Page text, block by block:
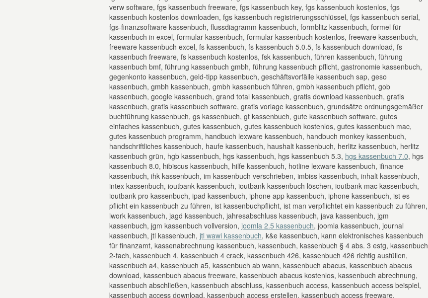
verw software, fgs kassenbuch freeware, fgs kassenbuch key, fgs kassenbuch kostenlos, fgs
kassenbuch kostenlos downloaden, fgs kassenbuch registrierungsschlüssel, fgs kassenbuch serial,
fgs-finanzsoftware kassenbuch, flussdiagramm kassenbuch, formblitz kassenbuch, formel für
kassenbuch in excel, formular kassenbuch, formular kassenbuch kostenlos, freeware kassenbuch,
freeware kassenbuch excel, fs kassenbuch, fs kassenbuch 5.0.5, fs kassenbuch download, fs
kassenbuch freeware, fs kassenbuch kostenlos, fsk kassenbuch, führen kassenbuch, führung
kassenbuch bmf, führung kassenbuch gmbh, führung kassenbuch pflicht, gastronomie kassenbuch,
gegenkonto kassenbuch, geld-tipp kassenbuch, geschäftsvorfälle kassenbuch sap, geso
kassenbuch, gmbh kassenbuch, gmbh kassenbuch führen, gmbh kassenbuch pflicht, gob
kassenbuch, google kassenbuch, grand total kassenbuch, gratis download kassenbuch, gratis
kassenbuch, gratis kassenbuch software, gratis vorlage kassenbuch, grundsätze ordnungsgemäßer
buchführung kassenbuch, gs kassenbuch, gt kassenbuch, gute kassenbuch software, gutes
einfaches kassenbuch, gutes kassenbuch, gutes kassenbuch kostenlos, gutes kassenbuch mac,
gutes kassenbuch programm, handbuch lexware kassenbuch, handbuch monkey kassenbuch,
handschriftliches kassenbuch, haufe kassenbuch, haushalt kassenbuch, herlitz kassenbuch, herlitz
kassenbuch grün, hgb kassenbuch, hgs kassenbuch, hgs kassenbuch 5.3, hgs kassenbuch 7.0, hgs
kassenbuch 8.0, hibiscus kassenbuch, hilfe kassenbuch, hotline lexware kassenbuch, ifinance
kassenbuch, ihk kassenbuch, im kassenbuch verschrieben, imbiss kassenbuch, inhalt kassenbuch,
intex kassenbuch, ioutbank kassenbuch, ioutbank kassenbuch löschen, ioutbank mac kassenbuch,
ioutbank pro kassenbuch, ipad kassenbuch, iphone app kassenbuch, iphone kassenbuch, ist es
pflicht ein kassenbuch zu führen, ist kassenbuchpflicht, ist man verpflichtet ein kassenbuch zu führen,
iwork kassenbuch, jagd kassenbuch, jahresabschluss kassenbuch, java kassenbuch, jgm
kassenbuch, jgm kassenbuch vollversion, joomla 2.5 kassenbuch, joomla kassenbuch, journal
kassenbuch, jtl kassenbuch, jtl wawi kassenbuch, k&e kassenbuch, kann elektronisches kassenbuch
für finanzamt, kassenabrechnung kassenbuch, kassenbuch, kassenbuch § 4 abs. 3 estg, kassenbuch
2-fach, kassenbuch 4, kassenbuch 4 crack, kassenbuch 426, kassenbuch 426 richtig ausfüllen,
kassenbuch a4, kassenbuch a5, kassenbuch ab wann, kassenbuch abacus, kassenbuch abacus
download, kassenbuch abacus freeware, kassenbuch abacus kostenlos, kassenbuch abrechnung,
kassenbuch abschließen, kassenbuch abschluss, kassenbuch access, kassenbuch access beispiel,
kassenbuch access download, kassenbuch access erstellen, kassenbuch access freeware,